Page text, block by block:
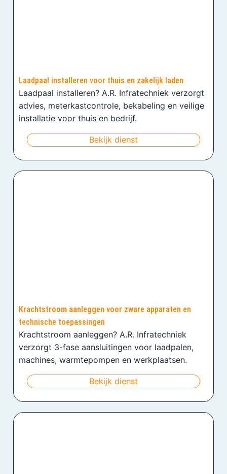
Laadpaal installeren voor thuis en zakelijk laden
Laadpaal installeren? A.R. Infratechniek verzorgt
advies, meterkastcontrole, bekabeling en veilige
installatie voor thuis en bedrijf.
Bekijk dienst
Krachtstroom aanleggen voor zware apparaten en
technische toepassingen
Krachtstroom aanleggen? A.R. Infratechniek
verzorgt 3-fase aansluitingen voor laadpalen,
machines, warmtepompen en werkplaatsen.
Bekijk dienst